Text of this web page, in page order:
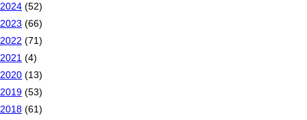
2024 (52)
2023 (66)
2022 (71)
2021 (4)
2020 (13)
2019 (53)
2018 (61)